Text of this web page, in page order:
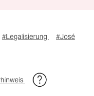
#Legalisierung
#José